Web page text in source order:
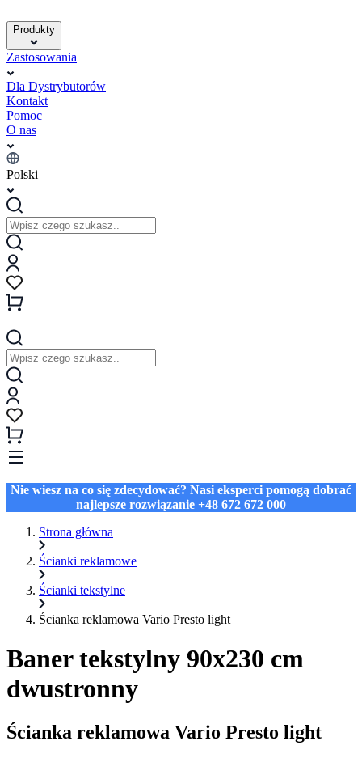
Produkty
Zastosowania
Dla Dystrybutorów
Kontakt
Pomoc
O nas
Polski
Nie wiesz na co się zdecydować? Nasi eksperci pomogą dobrać
najlepsze rozwiązanie +48 672 672 000
Strona główna
Ścianki reklamowe
Ścianki tekstylne
Ścianka reklamowa Vario Presto light
Baner tekstylny 90x230 cm
dwustronny
Ścianka reklamowa Vario Presto light